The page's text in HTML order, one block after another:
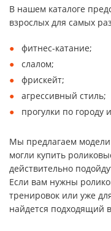
В нашем каталоге
взрослых для самых
фитнес-катание;
слалом;
фрискейт;
агрессивный стиль;
прогулки по городу
Мы предлагаем
могли купить
действительно
Если вам нужны
тренировок или уже
найдется подходящий